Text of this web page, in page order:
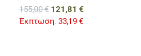
155,00 € 121,81 €
Έκπτωση: 33,19 €